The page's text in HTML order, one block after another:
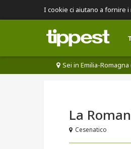
I cookie ci aiutano a fornire
Sei in Emilia-Romagna
La
Cesenatico